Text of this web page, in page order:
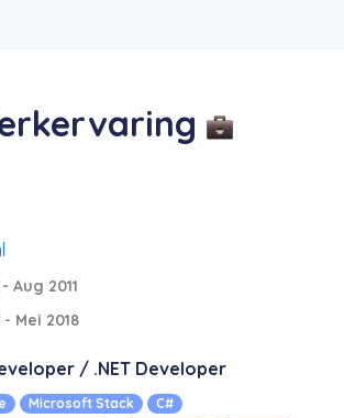
Aug 2011
- Mei 2018
/ .NET Developer
Microsoft Stack
C#